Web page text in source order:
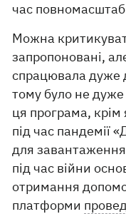
час
Можна
запропоновані,
спрацювала дуже
тому було не дуже
ця програма, крім
під час пандемії
для завантаження
під час війни
отримання
платформи